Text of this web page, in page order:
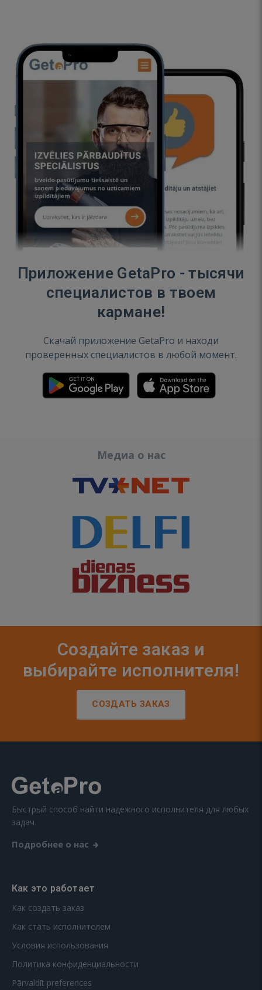
Приложение GetaPro - тысячи
специалистов в твоем
кармане!
Скачай приложение GetaPro и находи
проверенных специалистов в любой момент.
Медиа о нас
Создайте заказ и
выбирайте исполнителя!
СОЗДАТЬ ЗАКАЗ
Быстрый способ найти надежного исполнителя для любых
задач.
Подробнее о нас
Как это работает
Как создать заказ
Как стать исполнителем
Условия использования
Политика конфиденциальности
Pārvaldīt preferences